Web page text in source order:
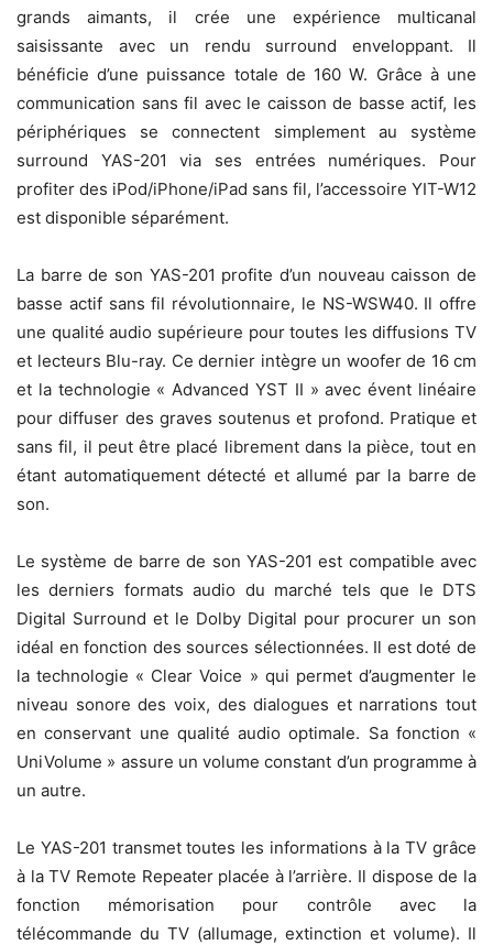
grands aimants, il crée une expérience multicanal
saisissante avec un rendu surround enveloppant. Il
bénéficie d’une puissance totale de 160 W. Grâce à une
communication sans fil avec le caisson de basse actif, les
périphériques se connectent simplement au système
surround YAS-201 via ses entrées numériques. Pour
profiter des iPod/iPhone/iPad sans fil, l’accessoire YIT-W12
est disponible séparément.
La barre de son YAS-201 profite d’un nouveau caisson de
basse actif sans fil révolutionnaire, le NS-WSW40. Il offre
une qualité audio supérieure pour toutes les diffusions TV
et lecteurs Blu-ray. Ce dernier intègre un woofer de 16 cm
et la technologie « Advanced YST II » avec évent linéaire
pour diffuser des graves soutenus et profond. Pratique et
sans fil, il peut être placé librement dans la pièce, tout en
étant automatiquement détecté et allumé par la barre de
son.
Le système de barre de son YAS-201 est compatible avec
les derniers formats audio du marché tels que le DTS
Digital Surround et le Dolby Digital pour procurer un son
idéal en fonction des sources sélectionnées. Il est doté de
la technologie « Clear Voice » qui permet d’augmenter le
niveau sonore des voix, des dialogues et narrations tout
en conservant une qualité audio optimale. Sa fonction «
UniVolume » assure un volume constant d’un programme à
un autre.
Le YAS-201 transmet toutes les informations à la TV grâce
à la TV Remote Repeater placée à l’arrière. Il dispose de la
fonction mémorisation pour contrôle avec la
télécommande du TV (allumage, extinction et volume). Il